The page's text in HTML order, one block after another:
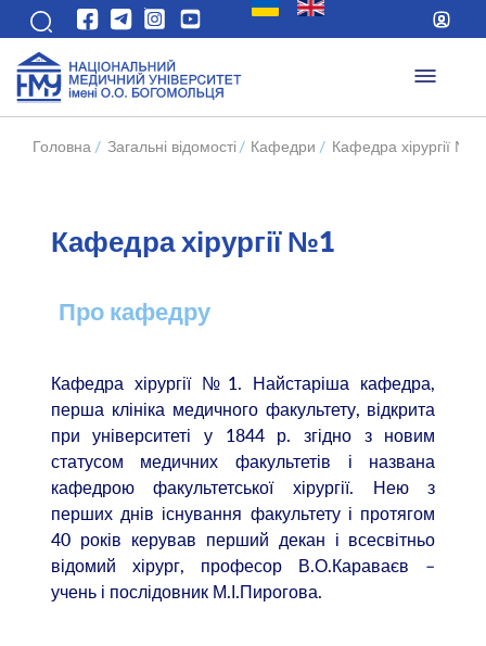
Головна / Загальні відомості / Кафедри / Кафедра хірургії №1
Кафедра хірургії №1
Про кафедру
Кафедра хірургії №1. Найстаріша кафедра,
перша клініка медичного факультету, відкрита
при університеті у 1844 р. згідно з новим
статусом медичних факультетів і названа
кафедрою факультетської хірургії. Нею з
перших днів існування факультету і протягом
40 років керував перший декан і всесвітньо
відомий хірург, професор В.О.Караваєв –
учень і послідовник М.І.Пирогова.